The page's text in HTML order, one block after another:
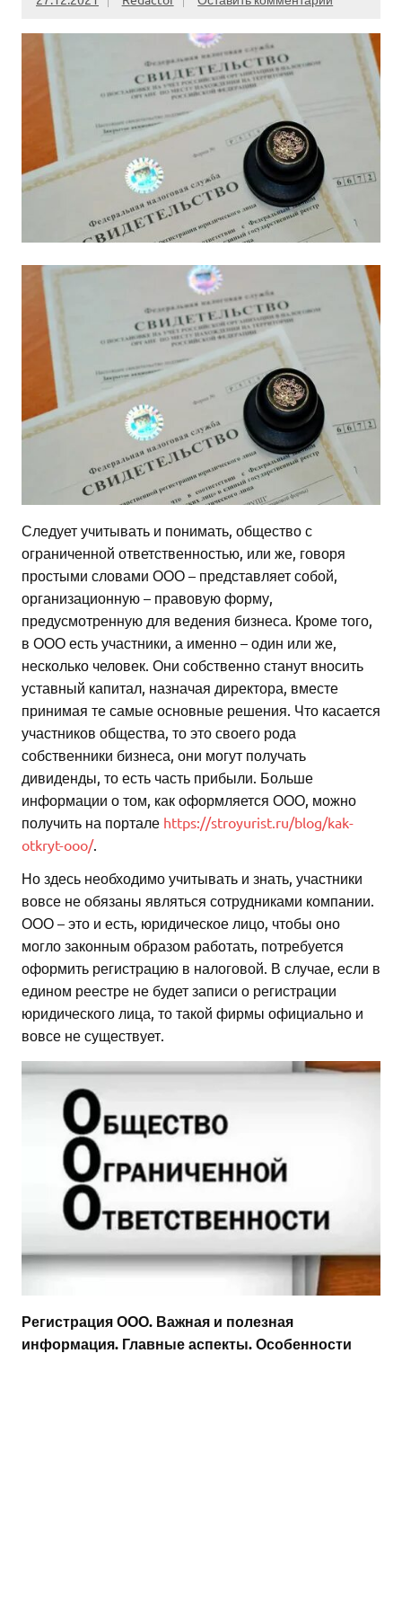
Следует учитывать и понимать, общество с
ограниченной ответственностью, или же, говоря
простыми словами ООО – представляет собой,
организационную – правовую форму,
предусмотренную для ведения бизнеса. Кроме того,
в ООО есть участники, а именно – один или же,
несколько человек. Они собственно станут вносить
уставный капитал, назначая директора, вместе
принимая те самые основные решения. Что касается
участников общества, то это своего рода
собственники бизнеса, они могут получать
дивиденды, то есть часть прибыли. Больше
информации о том, как оформляется ООО, можно
получить на портале https://stroyurist.ru/blog/kak-
otkryt-ooo/.
Но здесь необходимо учитывать и знать, участники
вовсе не обязаны являться сотрудниками компании.
ООО – это и есть, юридическое лицо, чтобы оно
могло законным образом работать, потребуется
оформить регистрацию в налоговой. В случае, если в
едином реестре не будет записи о регистрации
юридического лица, то такой фирмы официально и
вовсе не существует.
Регистрация ООО. Важная и полезная
информация. Главные аспекты. Особенности